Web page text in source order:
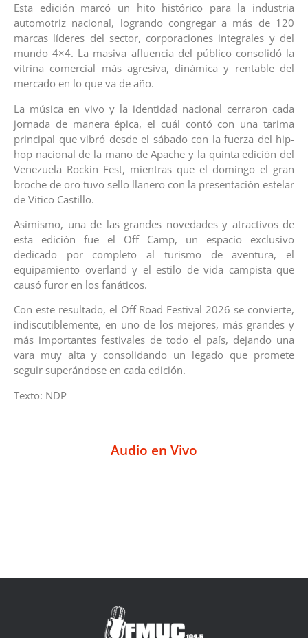
Esta edición marcó un hito histórico para la industria
automotriz nacional, logrando congregar a más de 120
marcas líderes del sector, corporaciones integrales y del
mundo 4×4. La masiva afluencia del público consolidó la
vitrina comercial más agresiva, dinámica y rentable del
mercado en lo que va de año.
La música en vivo y la identidad nacional cerraron cada
jornada de manera épica, el cuál contó con una tarima
principal que vibró desde el sábado con la fuerza del hip-
hop nacional de la mano de Apache y la quinta edición del
Venezuela Rockin Fest, mientras que el domingo el gran
broche de oro tuvo sello llanero con la presentación estelar
de Vitico Castillo.
Asimismo, una de las grandes novedades y atractivos de
esta edición fue el Off Camp, un espacio exclusivo
dedicado por completo al turismo de aventura, el
equipamiento overland y el estilo de vida campista que
causó furor en los fanáticos.
Con este resultado, el Off Road Festival 2026 se convierte,
indiscutiblemente, en uno de los mejores, más grandes y
más importantes festivales de todo el país, dejando una
vara muy alta y consolidando un legado que promete
seguir superándose en cada edición.
Texto: NDP
Audio en Vivo